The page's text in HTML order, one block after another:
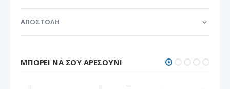
ΑΠΟΣΤΟΛΗ
ΜΠΟΡΕΊ ΝΑ ΣΟΥ ΑΡΈΣΟΥΝ!